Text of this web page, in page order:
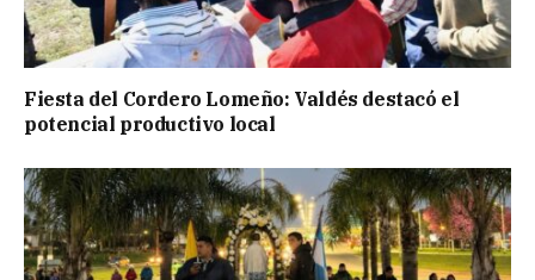
Fiesta del Cordero Lomeño: Valdés destacó el
potencial productivo local